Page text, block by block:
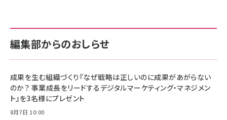
￥880
anan(アンアン)2026/06/24号 No.2500増刊
スペシャルエディション[王道エンタメの矜持／
￥1,100
anan(アンアン)2026/07/08号 No.2502[2026
サポート正規品 メーカー保証5年 KLMEA128G
NIMASO ガラスフィルム iPhone 17 用 保護フィ
すい ガイド枠付き いPhone17 (6.3インチ) 対応
2枚セット DSP25F1698
￥1,599
サポート正規品 メーカー保証5年 KLMEA128G
Amazon eギフトカード - Amazonロゴ - クラ
￥5,000
Anker PowerLine III Flow USB-C & USB-C
編集部からのおしらせ
成果を生む組織づくり『なぜ戦略は正しいのに成果があがらない
のか？ 事業成長をリードするデジタルマーケティング・マネジメン
ト』を3名様にプレゼント
8月7日 10:00